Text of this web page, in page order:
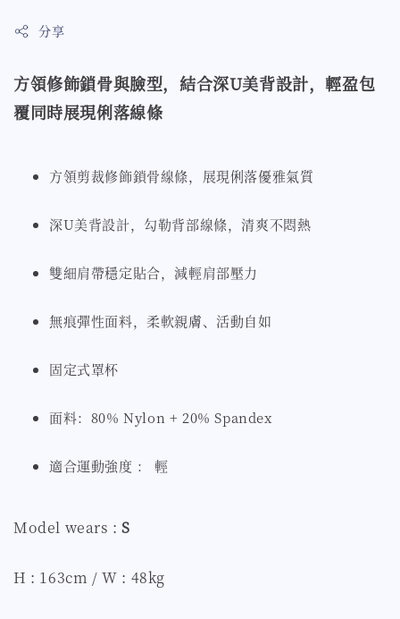
分享
方領修飾鎖骨與臉型，結合深U美背設計，輕盈包
覆同時展現俐落線條
方領剪裁修飾鎖骨線條，展現俐落優雅氣質
深U美背設計，勾勒背部線條，清爽不悶熱
雙細肩帶穩定貼合，減輕肩部壓力
無痕彈性面料，柔軟親膚、活動自如
固定式罩杯
面料：80% Nylon + 20% Spandex
適合運動強度 ： 輕
Model wears :S
H : 163cm / W : 48kg